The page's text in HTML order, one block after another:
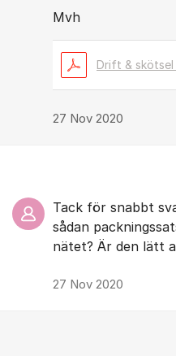
Mvh
Drift &
27 Nov 2020
Tack för snabbt
sådan
nätet? Är den lätt
27 Nov 2020